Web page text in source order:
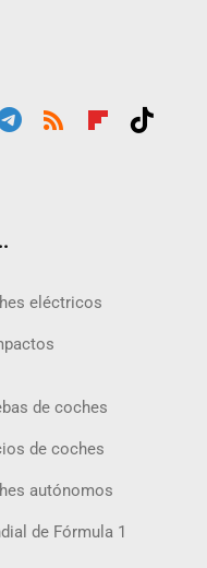
eléctricos
de coches
de coches
autónomos
de Fórmula 1